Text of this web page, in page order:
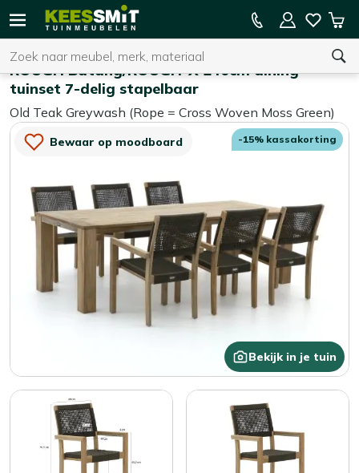
Kees
Tuinmeubelen
Zoeken
U heeft geen product(en) in uw winkelwagen.
15% kassakorting op de hele collectie
ROUGH Batang/ROUGH-X 240cm dining
tuinset 7-delig stapelbaar
Old Teak Greywash (Rope = Cross Woven Moss Green)
Bewaar op moodboard
Bekijk in je tuin
-15% kassakorting